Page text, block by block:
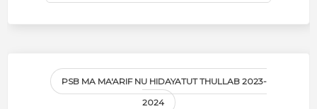
PSB MA MA'ARIF NU HIDAYATUT THULLAB 2023-
2024